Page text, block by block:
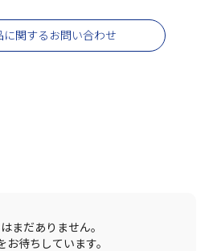
に関するお問い合わせ
まだありません。
お待ちしています。